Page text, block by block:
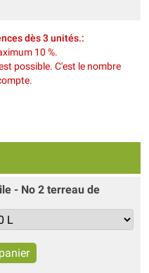
dès 3 unités.:
10 %.
possible. C'est le nombre
- No 2 terreau de